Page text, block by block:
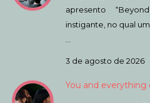
apresento
instigante, no qual
3 de agosto de 2026
You and everything